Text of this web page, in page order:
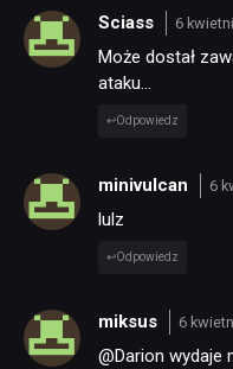
Sciass 6
Może dostał
ataku…
Odpowiedz
minivulcan 6
lulz
Odpowiedz
miksus 6
@Darion wydaje